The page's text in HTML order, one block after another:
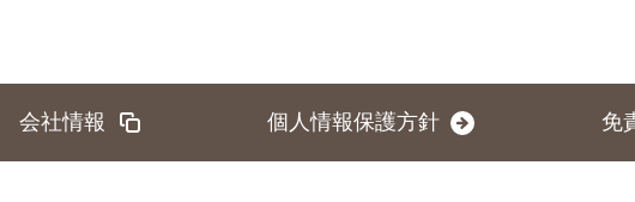
会社情報 個人情報保護方針 免